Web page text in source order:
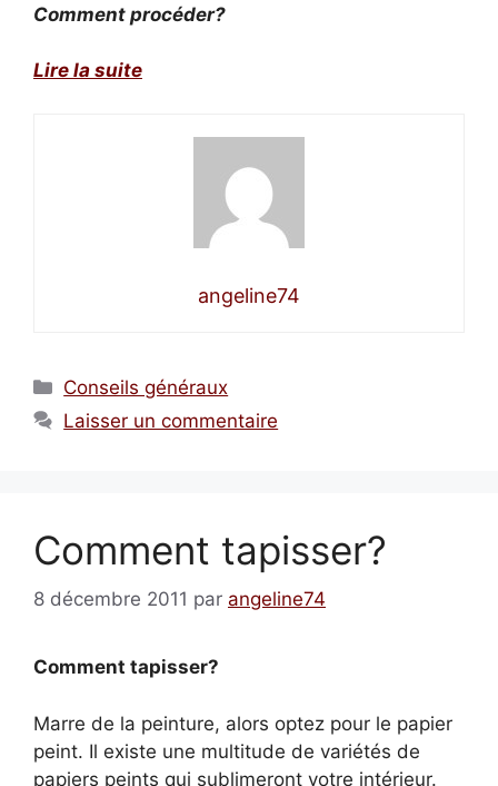
Comment procéder?
Lire la suite
angeline74
Catégories
Conseils généraux
Laisser un commentaire
Comment tapisser?
8 décembre 2011 par angeline74
Comment tapisser?
Marre de la peinture, alors optez pour le papier
peint. Il existe une multitude de variétés de
papiers peints qui sublimeront votre intérieur.